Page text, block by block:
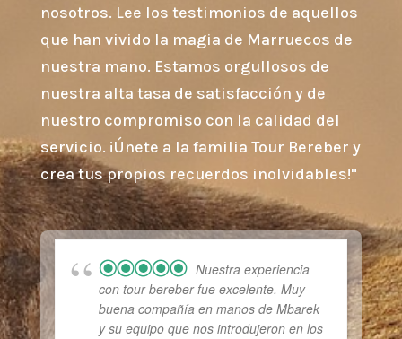
nosotros. Lee los testimonios de aquellos
que han vivido la magia de Marruecos de
nuestra mano. Estamos orgullosos de
nuestra alta tasa de satisfacción y de
nuestro compromiso con la calidad del
servicio. ¡Únete a la familia Tour Bereber y
crea tus propios recuerdos inolvidables!"
Nuestra experiencia
con tour bereber fue excelente. Muy
buena compañía en manos de Mbarek
y su equipo que nos introdujeron en los